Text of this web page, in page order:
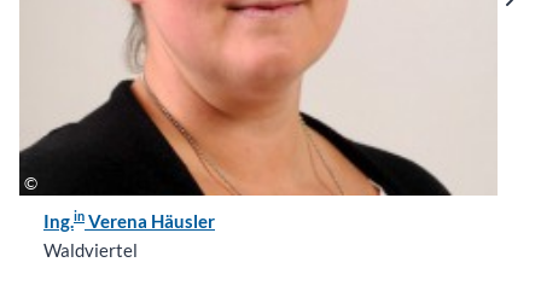
Ing.in Verena Häusler
Waldviertel